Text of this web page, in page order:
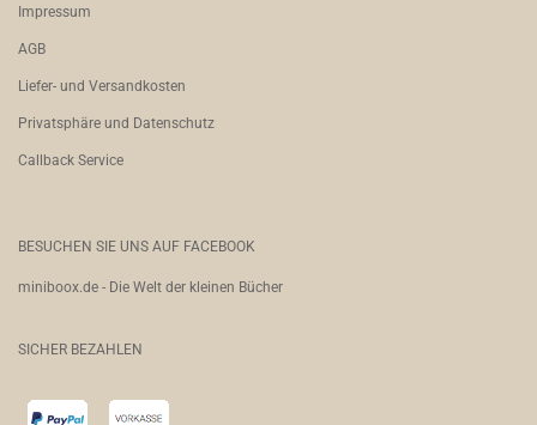
Impressum
AGB
Liefer- und Versandkosten
Privatsphäre und Datenschutz
Callback Service
BESUCHEN SIE UNS AUF FACEBOOK
miniboox.de - Die Welt der kleinen Bücher
SICHER BEZAHLEN